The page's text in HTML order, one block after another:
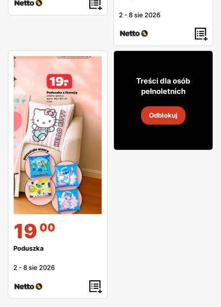
2 -8 sie 2026
19 00
Poduszka
2 -8 sie 2026
2399
14 sie 2026
Treści dla osób
pełnoletnich
Odblokuj